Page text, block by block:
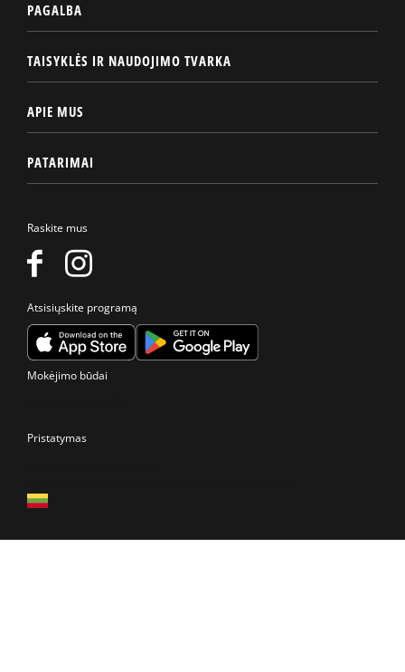
Raskite mus
Atsisiųskite programą
PAGALBA
TAISYKLĖS IR NAUDOJIMO TVARKA
APIE MUS
PATARIMAI
Mokėjimo būdai
Pristatymas